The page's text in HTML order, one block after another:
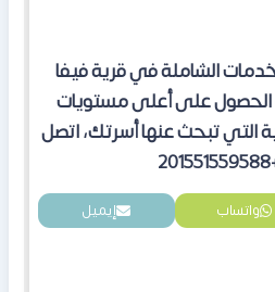
الشاملة في قرية فيفا
على أعلى مستويات
التي تبحث عنها أسرتك، اتصل
واتساب إيميل